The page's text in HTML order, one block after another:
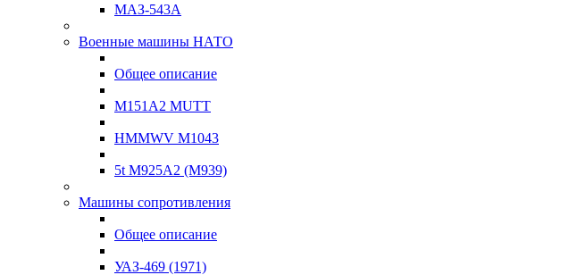
МАЗ-543А
Военные машины НАТО
Общее описание
M151A2 MUTT
HMMWV M1043
5t M925A2 (M939)
Машины сопротивления
Общее описание
УАЗ-469 (1971)